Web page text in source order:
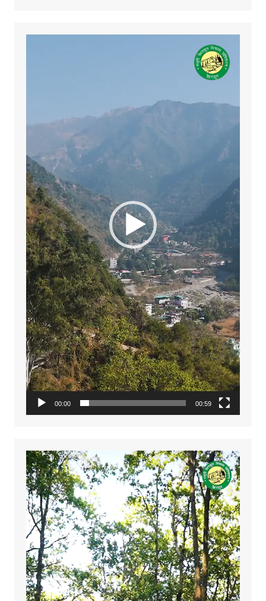
00:00 00:59
Video
Player